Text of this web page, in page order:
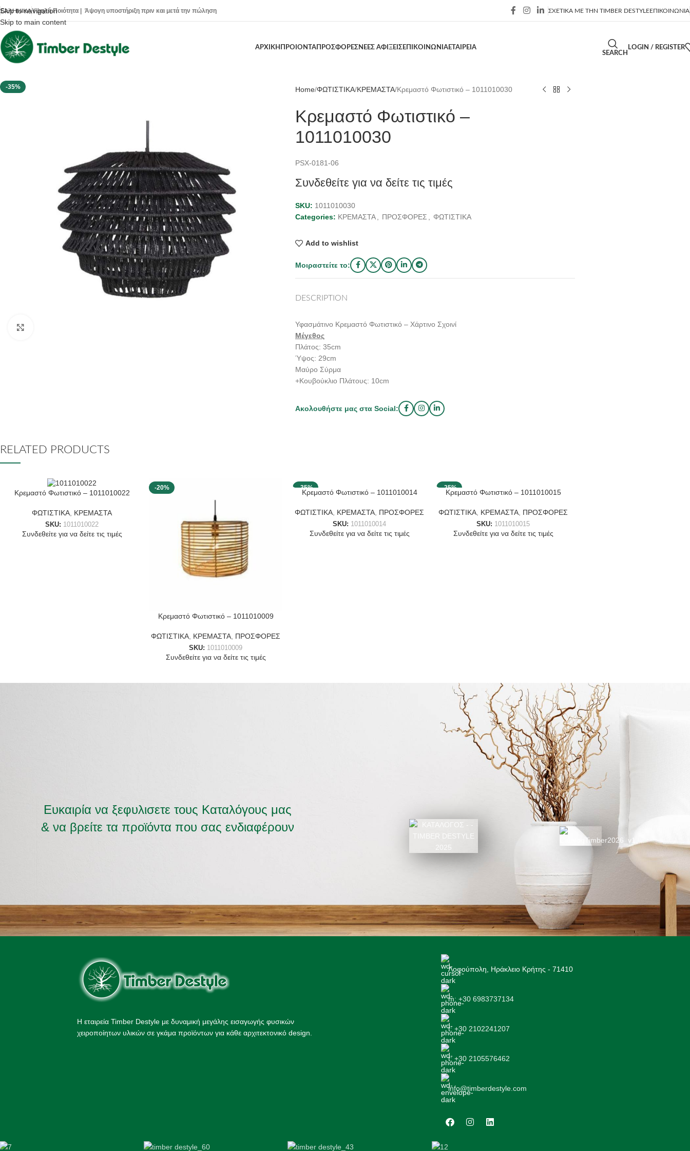
Skip to navigation
Skip to main content
ΕΛΛΗΝΙΚΆΥψηλή Ποιότητα | Άψογη υποστήριξη πριν και μετά την πώληση ΣΧΕΤΙΚΑ ΜΕ ΤΗΝ TIMBER DESTYLEΕΠΙΚΟΙΝΩΝΙΑ
ΑΡΧΙΚΗ ΠΡΟΙΟΝΤΑ ΠΡΟΣΦΟΡΕΣΝΕΕΣ ΑΦΙΞΕΙΣΕΠΙΚΟΙΝΩΝΙΑΕΤΑΙΡΕΙΑ
SEARCH
LOGIN / REGISTER
-35% Home ΦΩΤΙΣΤΙΚΑ ΚΡΕΜΑΣΤΑ Κρεμαστό Φωτιστικό – 1011010030
Κρεμαστό Φωτιστικό –
1011010030
PSX-0181-06
Συνδεθείτε για να δείτε τις τιμές
SKU: 1011010030
Categories: ΚΡΕΜΑΣΤΑ ΠΡΟΣΦΟΡΕΣ ΦΩΤΙΣΤΙΚΑ
Add to wishlist
Μοιραστείτε το:
DESCRIPTION
Υφασμάτινο Κρεμαστό Φωτιστικό – Χάρτινο Σχοινί
Μέγεθος
Πλάτος: 35cm
Ύψος: 29cm
Μαύρο Σύρμα
+Κουβούκλιο Πλάτους: 10cm
Ακολουθήστε μας στα Social:
RELATED PRODUCTS
Κρεμαστό Φωτιστικό – 1011010022
ΦΩΤΙΣΤΙΚΑ ΚΡΕΜΑΣΤΑ
SKU: 1011010022
Συνδεθείτε για να δείτε τις τιμές
-20%
Κρεμαστό Φωτιστικό – 1011010009
ΦΩΤΙΣΤΙΚΑ ΚΡΕΜΑΣΤΑ ΠΡΟΣΦΟΡΕΣ
SKU: 1011010009
Συνδεθείτε για να δείτε τις τιμές
-35%
Κρεμαστό Φωτιστικό – 1011010014
ΦΩΤΙΣΤΙΚΑ ΚΡΕΜΑΣΤΑ ΠΡΟΣΦΟΡΕΣ
SKU: 1011010014
Συνδεθείτε για να δείτε τις τιμές
-25%
Κρεμαστό Φωτιστικό – 1011010015
ΦΩΤΙΣΤΙΚΑ ΚΡΕΜΑΣΤΑ ΠΡΟΣΦΟΡΕΣ
SKU: 1011010015
Συνδεθείτε για να δείτε τις τιμές
Ευκαιρία να ξεφυλισετε τους Καταλόγους μας
& να βρείτε τα προϊόντα που σας ενδιαφέρουν
Η εταιρεία Timber Destyle με δυναμική μεγάλης εισαγωγής φυσικών
χειροποίητων υλικών σε γκάμα προϊόντων για κάθε αρχιτεκτονικό design.
Λοφούπολη, Ηράκλειο Κρήτης - 71410
m: +30 6983737134
t: +30 2102241207
t: +30 2105576462
info@timberdestyle.com